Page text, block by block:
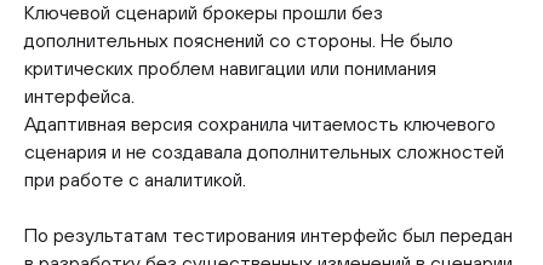
Ключевой сценарий брокеры прошли без
дополнительных пояснений со стороны. Не было
критических проблем навигации или понимания
интерфейса.
Адаптивная версия сохранила читаемость ключевого
сценария и не создавала дополнительных сложностей
при работе с аналитикой.
По результатам тестирования интерфейс был передан